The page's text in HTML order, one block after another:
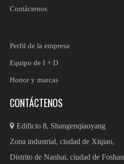
Contáctenos
Perfil de la empresa
Equipo de I + D
Honor y marcas
CONTÁCTENOS
 Edificio 8, Shangenqiaoyang
Zona industrial, ciudad de Xiqiao,
Distrito de Nanhai, ciudad de Foshan